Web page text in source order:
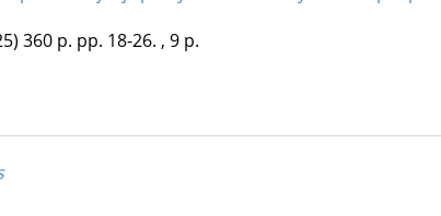
360 p. pp. 18-26. , 9 p.